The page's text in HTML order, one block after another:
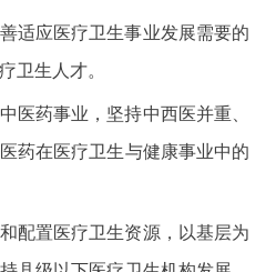
适应医疗卫生事业发展需要的
卫生人才。
药事业，坚持中西医并重、
药在医疗卫生与健康事业中的
配置医疗卫生资源，以基层为